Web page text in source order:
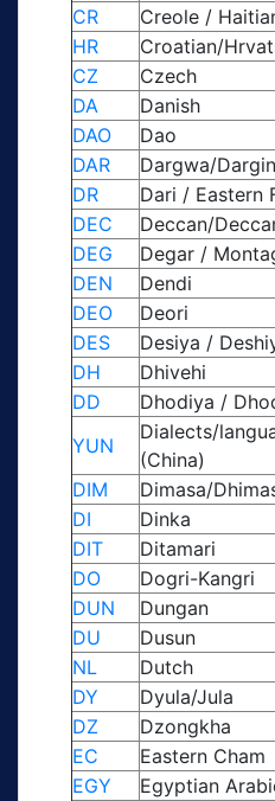
CR
Creole /
HR
Croatian/
CZ
Czech
DA
Danish
DAO
Dao
DAR
Dargwa/Dargin
DR
Dari / Eastern
DEC
Deccan/
DEG
Degar /
DEN
Dendi
DEO
Deori
DES
Desiya /
DH
Dhivehi
DD
Dhodiya /
YUN
Dialects/
(China)
DIM
Dimasa/
DI
Dinka
DIT
Ditamari
DO
Dogri-Kangri
DUN
Dungan
DU
Dusun
NL
Dutch
DY
Dyula/Jula
DZ
Dzongkha
EC
Eastern Cham
EGY
Egyptian